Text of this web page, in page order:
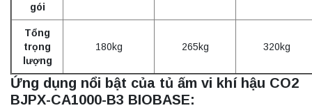
gói
Tổng
trọng
lượng
180kg 265kg 320kg
Ứng dụng nổi bật của tủ ấm vi khí hậu CO2
BJPX-CA1000-B3 BIOBASE: